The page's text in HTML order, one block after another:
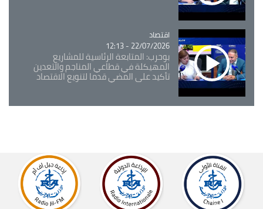
Catégorie
اقتصاد
22/07/2026 - 12:13
بوحرب: المتابعة الرئاسية للمشاريع
المهيكلة في قطاعي المناجم والتعدين
تأكيد على المضي قدما لتنويع الاقتصاد